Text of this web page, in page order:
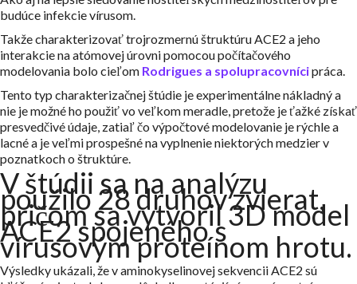
budúce infekcie vírusom.
Takže charakterizovať trojrozmernú štruktúru ACE2 a jeho
interakcie na atómovej úrovni pomocou počítačového
modelovania bolo cieľom Rodrigues a spolupracovnícipráca.
Tento typ charakterizačnej štúdie je experimentálne nákladný a
nie je možné ho použiť vo veľkom meradle, pretože je ťažké získať
presvedčivé údaje, zatiaľ čo výpočtové modelovanie je rýchle a
lacné a je veľmi prospešné na vyplnenie niektorých medzier v
poznatkoch o štruktúre.
V štúdii sa na analýzu
použilo 28 druhov zvierat,
pričom sa vytvoril 3D model
ACE2 spojeného s
vírusovým proteínom hrotu.
Výsledky ukázali, že v aminokyselinovej sekvencii ACE2 sú